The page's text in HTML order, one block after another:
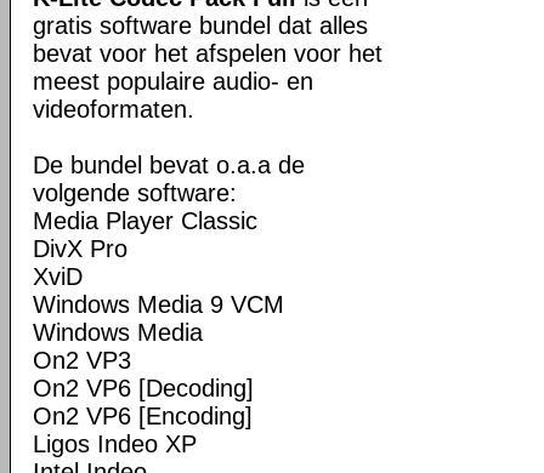
gratis software bundel dat alles
bevat voor het afspelen voor het
meest populaire audio- en
videoformaten.
De bundel bevat o.a.a de
volgende software:
Media Player Classic
DivX Pro
XviD
Windows Media 9 VCM
Windows Media
On2 VP3
On2 VP6 [Decoding]
On2 VP6 [Encoding]
Ligos Indeo XP